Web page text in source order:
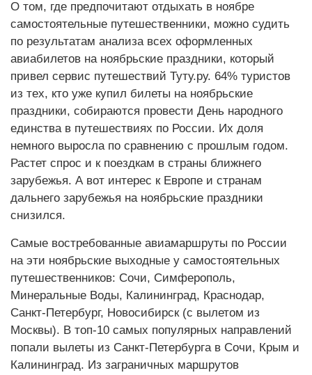
О том, где предпочитают отдыхать в ноябре
самостоятельные путешественники, можно судить
по результатам анализа всех оформленных
авиабилетов на ноябрьские праздники, который
привел сервис путешествий Туту.ру. 64% туристов
из тех, кто уже купил билеты на ноябрьские
праздники, собираются провести День народного
единства в путешествиях по России. Их доля
немного выросла по сравнению с прошлым годом.
Растет спрос и к поездкам в страны ближнего
зарубежья. А вот интерес к Европе и странам
дальнего зарубежья на ноябрьские праздники
снизился.
Самые востребованные авиамаршруты по России
на эти ноябрьские выходные у самостоятельных
путешественников: Сочи, Симферополь,
Минеральные Воды, Калининград, Краснодар,
Санкт-Петербург, Новосибирск (с вылетом из
Москвы). В топ-10 самых популярных направлений
попали вылеты из Санкт-Петербурга в Сочи, Крым и
Калининград. Из заграничных маршрутов